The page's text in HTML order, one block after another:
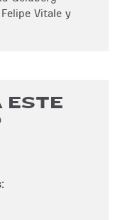
Felipe Vitale y
ESTE